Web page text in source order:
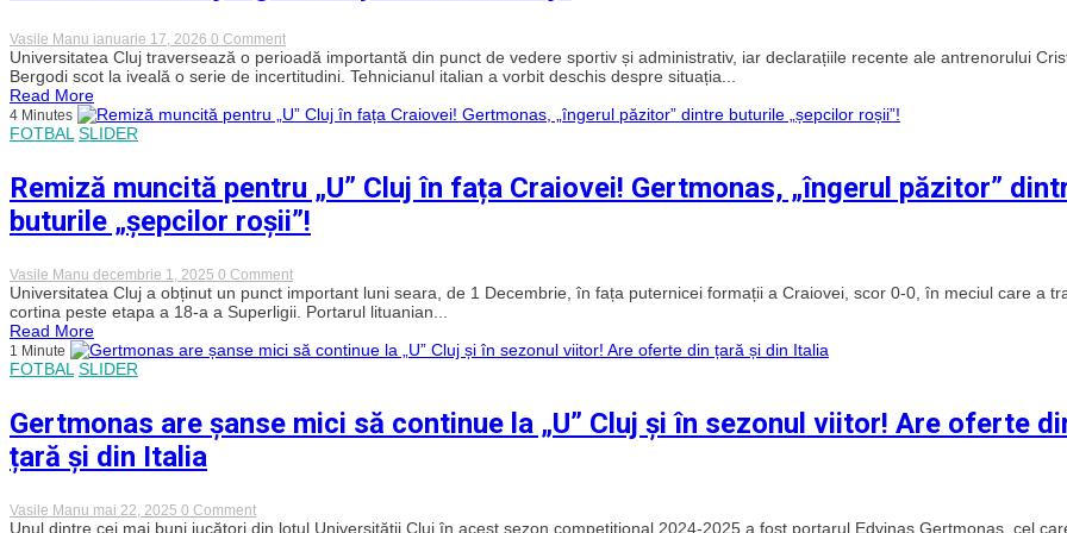
ales
să
plece
la
echipă
Elveția
Vasile Manu ianuarie 17, 2026 0 Commenton
Bergodi
speră
ca
Gertmonas
contractul
cu
Universitatea!
Ajunge
Adams
la
Cluj?
Universitatea Cluj traversează o perioadă importantă din punct de vedere sportiv și administrativ, iar declarațiile recente ale antrenorului
Bergodi scot la iveală o serie de incertitudini. Tehnicianul italian a vorbit deschis despre situația...
Read More
4 Minutes
FOTBAL SLIDER
Remiză muncită pentru „U” Cluj în fața Craiovei! Gertmonas, „îngerul păzitor”
buturile „șepcilor roșii”!
Vasile Manu decembrie 1, 2025 0 Commenton
Remiză
muncită
pentru
Cluj
Gertmonas,
„îngerul
roșii”!
Universitatea Cluj a obținut un punct important luni seara, de 1 Decembrie, în fața puternicei formații a Craiovei, scor 0-0, în meciul care a
cortina peste etapa a 18-a a Superligii. Portarul lituanian...
Read More
1 Minute
FOTBAL SLIDER
Gertmonas are șanse mici să continue la „U” Cluj și în sezonul viitor! Are oferte
țară și din Italia
Vasile Manu mai 22, 2025 0 Commenton
Gertmonas
Unul dintre cei mai buni jucători din lotul Universității Cluj în acest sezon competițional 2024-2025 a fost portarul Edvinas Gertmonas, cel